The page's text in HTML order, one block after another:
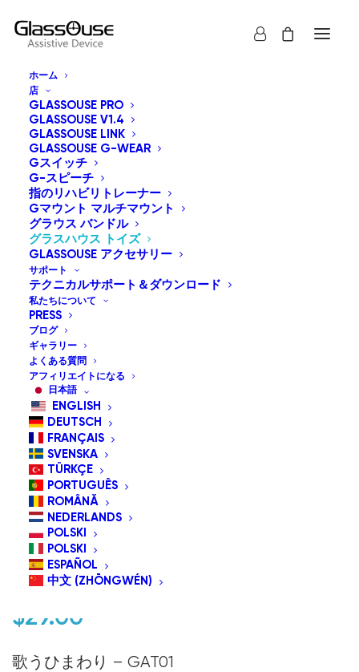
ホーム
店
GLASSOUSE PRO
GLASSOUSE V1.4
GLASSOUSE LINK
GLASSOUSE G-WEAR
Gスイッチ
G-スピーチ
指のリハビリトレーナー
Gマウント マルチマウント
グラウス バンドル
グラスハウス トイズ
GLASSOUSE アクセサリー
サポート
テクニカルサポート＆ダウンロード
私たちについて
PRESS
ブログ
ギャラリー
よくある質問
アフィリエイトになる
日本語
ENGLISH
DEUTSCH
FRANÇAIS
SVENSKA
TÜRKÇE
PORTUGUÊS
ROMÂNĂ
NEDERLANDS
POLSKI
POLSKI
ESPAÑOL
中文 (ZHŌNGWÉN)
GAT01 歌って踊るひまわ
り
$29.00
歌うひまわり – GAT01